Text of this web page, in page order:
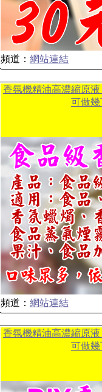
頻道： 網站連結
香氛機精油高濃縮原
可做
頻道： 網站連結
香氛機精油高濃縮原
可做